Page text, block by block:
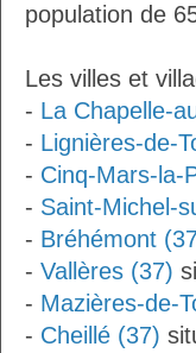
population de
Les villes et
- La Chapelle-
- Lignières-de-
- Cinq-Mars-la-
- Saint-Michel-
- Bréhémont
- Vallères (37)
- Mazières-de-
- Cheillé (37)